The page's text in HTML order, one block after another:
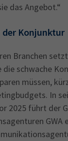
das Angebot.“
der Konjunktur
Branchen
schwache
müssen,
In
2025 führt der
GWA